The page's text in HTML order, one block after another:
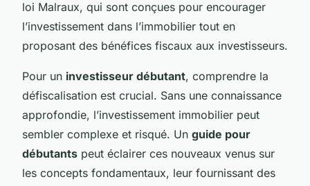
loi Malraux, qui sont conçues pour encourager
l’investissement dans l’immobilier tout en
proposant des bénéfices fiscaux aux investisseurs.
Pour un investisseur débutant, comprendre la
défiscalisation est crucial. Sans une connaissance
approfondie, l’investissement immobilier peut
sembler complexe et risqué. Un guide pour
débutants peut éclairer ces nouveaux venus sur
les concepts fondamentaux, leur fournissant des